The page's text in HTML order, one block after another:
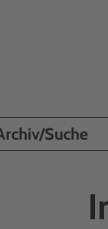
Suche